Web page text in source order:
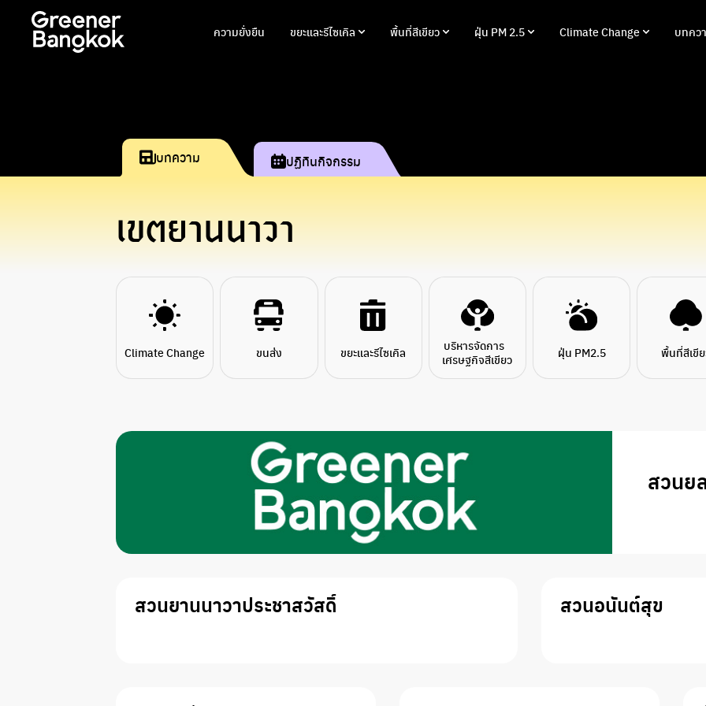
ความยั่งยืน ขยะและรีไซเคิล พื้นที่สีเขียว ฝุ่น PM 2.5 Climate Change บทคว
บทความ ปฏิทินกิจกรรม
เขตยานนาวา
Climate Change ขนส่ง ขยะและรีไซเคิล
บริหารจัดการ
เศรษฐกิจสีเขียว
ฝุ่น PM2.5 พื้นที่สีเขี
สวนย
สวนยานนาวาประชาสวัสดิ์ สวนอนันต์สุข